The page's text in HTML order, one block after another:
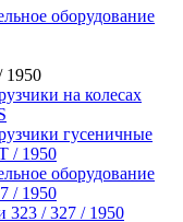
оборудование
1950
на колесах
гусеничные
/ 1950
оборудование
/ 1950